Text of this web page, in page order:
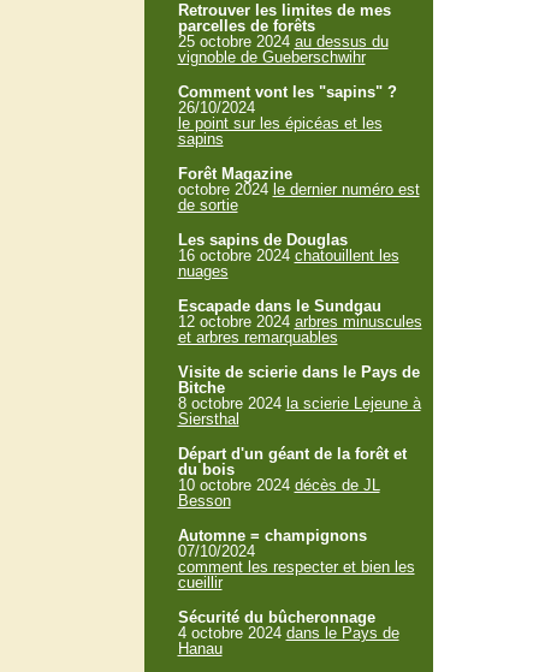
Retrouver les limites de mes
parcelles de forêts
25 octobre 2024 au dessus du
vignoble de Gueberschwihr
Comment vont les "sapins" ?
26/10/2024
le point sur les épicéas et les
sapins
Forêt Magazine
octobre 2024 le dernier numéro est
de sortie
Les sapins de Douglas
16 octobre 2024 chatouillent les
nuages
Escapade dans le Sundgau
12 octobre 2024 arbres minuscules
et arbres remarquables
Visite de scierie dans le Pays de
Bitche
8 octobre 2024 la scierie Lejeune à
Siersthal
Départ d'un géant de la forêt et
du bois
10 octobre 2024 décès de JL
Besson
Automne = champignons
07/10/2024
comment les respecter et bien les
cueillir
Sécurité du bûcheronnage
4 octobre 2024 dans le Pays de
Hanau